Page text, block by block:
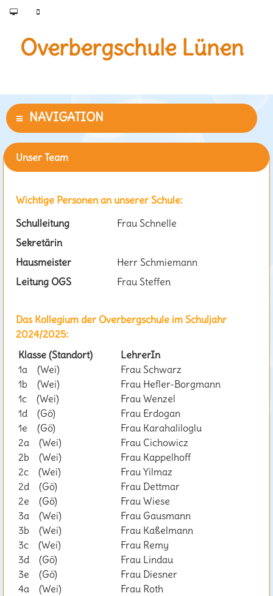
Overbergschule Lünen
Unser Team
Wichtige Personen an unserer Schule:
Schulleitung
Frau Schnelle
Sekretärin
Hausmeister
Herr Schmiemann
Leitung OGS
Frau Steffen
Das Kollegium der Overbergschule im Schuljahr
2024/2025:
Klasse (Standort)
LehrerIn
1a (Wei)
Frau Schwarz
1b (Wei)
Frau Hefler-Borgmann
1c (Wei)
Frau Wenzel
1d (Gö)
Frau Erdogan
1e (Gö)
Frau Karahaliloglu
2a (Wei)
Frau Cichowicz
2b (Wei)
Frau Kappelhoff
2c (Wei)
Frau Yilmaz
2d (Gö)
Frau Dettmar
2e (Gö)
Frau Wiese
3a (Wei)
Frau Gausmann
3b (Wei)
Frau Kaßelmann
3c (Wei)
Frau Remy
3d (Gö)
Frau Lindau
3e (Gö)
Frau Diesner
4a (Wei)
Frau Roth